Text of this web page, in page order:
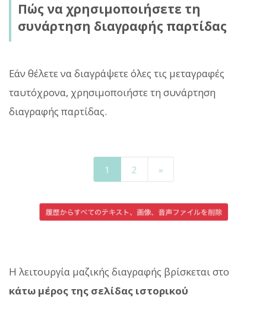
Πώς να χρησιμοποιήσετε τη
συνάρτηση διαγραφής παρτίδας
Εάν θέλετε να διαγράψετε όλες τις μεταγραφές
ταυτόχρονα, χρησιμοποιήστε τη συνάρτηση
διαγραφής παρτίδας.
Η λειτουργία μαζικής διαγραφής βρίσκεται στο
κάτω μέρος της σελίδας ιστορικού